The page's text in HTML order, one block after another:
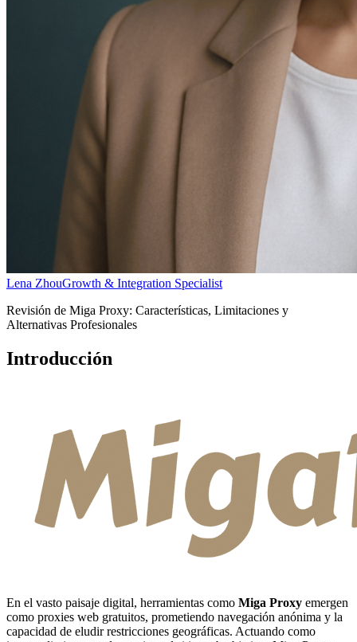
Lena ZhouGrowth & Integration Specialist
Revisión de Miga Proxy: Características, Limitaciones y
Alternativas Profesionales
Introducción
En el vasto paisaje digital, herramientas como Miga Proxy emergen
como proxies web gratuitos, prometiendo navegación anónima y la
capacidad de eludir restricciones geográficas. Actuando como